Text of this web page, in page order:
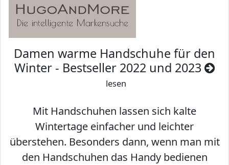
Damen warme Handschuhe für den
Winter - Bestseller 2022 und 2023
lesen
Mit Handschuhen lassen sich kalte
Wintertage einfacher und leichter
überstehen. Besonders dann, wenn man mit
den Handschuhen das Handy bedienen